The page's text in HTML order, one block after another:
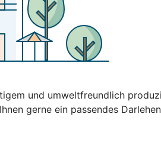
und umweltfreundlich
gerne ein passendes